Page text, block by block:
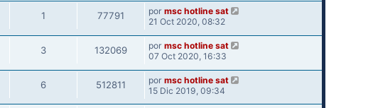
1 77791 por msc hotline sat
21 Oct 2020, 08:32
3 132069 por msc hotline sat
07 Oct 2020, 16:33
6 512811 por msc hotline sat
15 Dic 2019, 09:34